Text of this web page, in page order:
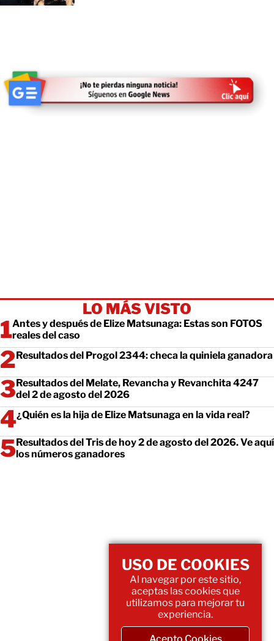
LO MÁS VISTO
Antes y después de Elize Matsunaga: Estas son FOTOS
reales del caso
Resultados del Progol 2344: checa la quiniela ganadora
Resultados del Melate, Revancha y Revanchita 4247
del 2 de agosto del 2026
¿Quién es la hija de Elize Matsunaga en la vida real?
Resultados del Tris de hoy 2 de agosto del 2026. Ve aquí
los números ganadores
USO DE COOKIES
Al navegar por este sitio,
aceptas las cookies que
utilizamos para mejorar tu
experiencia.
Acepto Cookies